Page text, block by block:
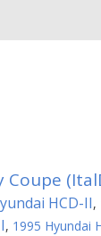
Coupe
HCD-II,
, 1995 Hyundai